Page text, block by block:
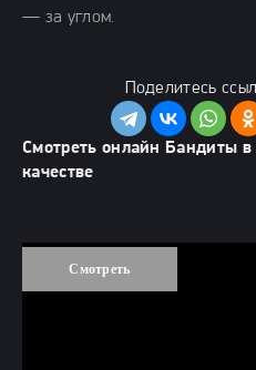
— за углом.
Поделитесь
Смотреть онлайн Бандиты
качестве
Смотреть